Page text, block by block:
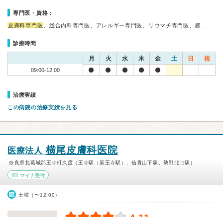
専門医・資格：
皮膚科専門医 、総合内科専門医、アレルギー専門医、リウマチ専門医、感…
診療時間
月 火 水 木 金 土 日 祝
09:00-12:00
治療実績
この病院の治療実績を見る
医療法人 横尾皮膚科医院
奈良県北葛城郡王寺町久度（王寺駅（新王寺駅）、信貴山下駅、勢野北口駅）
マイナ受付
土曜（〜12:00）